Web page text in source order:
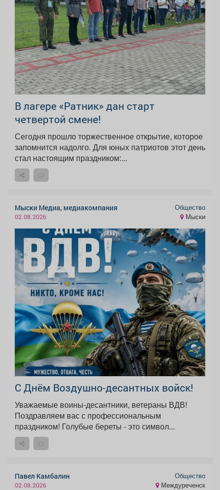
В лагере «Ратник» дан старт
четвертой смене!
Сегодня прошло торжественное открытие, которое
запомнится надолго. Для юных патриотов этот день
стал настоящим праздником:...
Мыски Медиа, медиакомпания
02.08.2026
Общество
Мыски
С Днём Воздушно-десантных войск!
Уважаемые воины-десантники, ветераны ВДВ!
Поздравляем вас с профессиональным
праздником! Голубые береты - это символ...
Павел Камбалин
02.08.2026
Общество
Междуреченск